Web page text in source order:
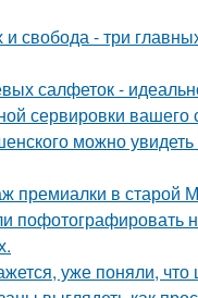
и свобода - три
салфеток -
сервировки вашего
можно
премиалки в старой
пофотографировать
уже поняли,